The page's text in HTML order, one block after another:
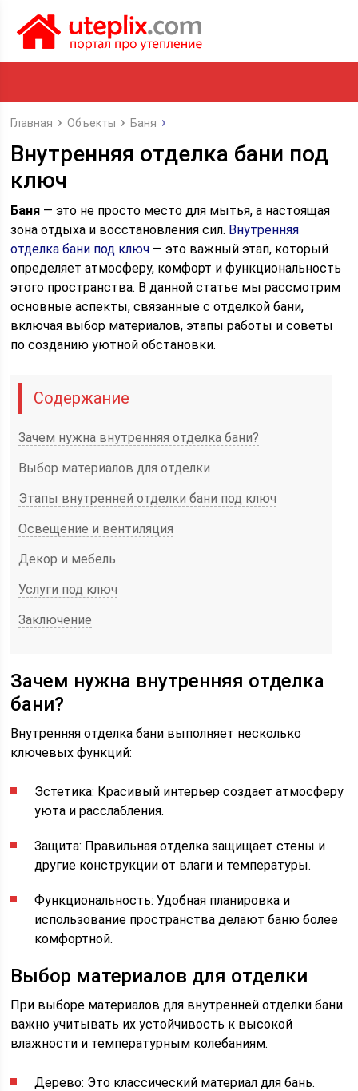
Главная Объекты Баня
Внутренняя отделка бани под
ключ
Баня — это не просто место для мытья, а настоящая
зона отдыха и восстановления сил. Внутренняя
отделка бани под ключ — это важный этап, который
определяет атмосферу, комфорт и функциональность
этого пространства. В данной статье мы рассмотрим
основные аспекты, связанные с отделкой бани,
включая выбор материалов, этапы работы и советы
по созданию уютной обстановки.
Содержание
Зачем нужна внутренняя отделка бани?
Выбор материалов для отделки
Этапы внутренней отделки бани под ключ
Освещение и вентиляция
Декор и мебель
Услуги под ключ
Заключение
Зачем нужна внутренняя отделка
бани?
Внутренняя отделка бани выполняет несколько
ключевых функций:
Эстетика: Красивый интерьер создает атмосферу
уюта и расслабления.
Защита: Правильная отделка защищает стены и
другие конструкции от влаги и температуры.
Функциональность: Удобная планировка и
использование пространства делают баню более
комфортной.
Выбор материалов для отделки
При выборе материалов для внутренней отделки бани
важно учитывать их устойчивость к высокой
влажности и температурным колебаниям.
Дерево: Это классический материал для бань.